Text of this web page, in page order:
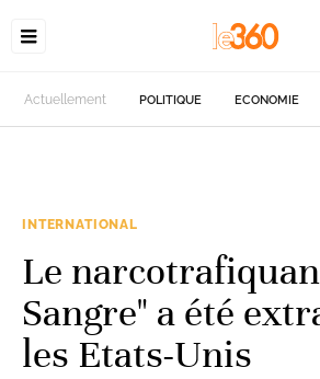
Actuellement POLITIQUE ECONOMIE
INTERNATIONAL
Le
Sangre" a été
les Etats-Unis